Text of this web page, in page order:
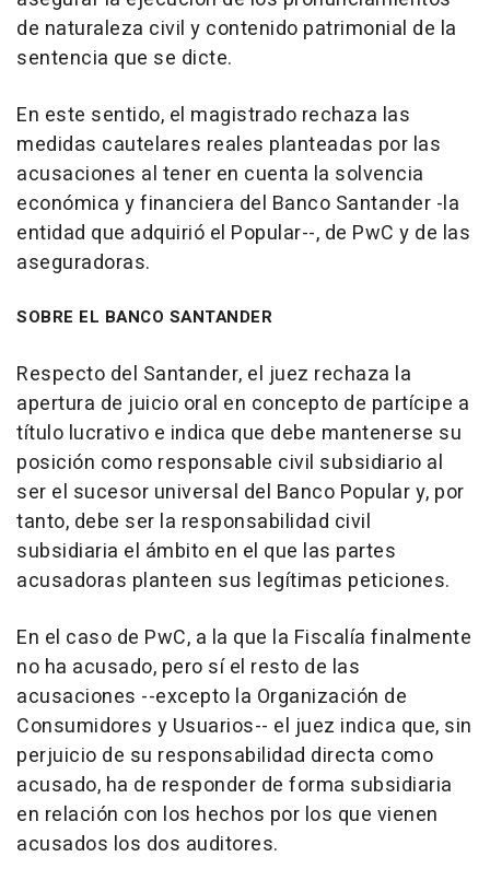
de naturaleza civil y contenido patrimonial de la
sentencia que se dicte.
En este sentido, el magistrado rechaza las
medidas cautelares reales planteadas por las
acusaciones al tener en cuenta la solvencia
económica y financiera del Banco Santander -la
entidad que adquirió el Popular--, de PwC y de las
aseguradoras.
SOBRE EL BANCO SANTANDER
Respecto del Santander, el juez rechaza la
apertura de juicio oral en concepto de partícipe a
título lucrativo e indica que debe mantenerse su
posición como responsable civil subsidiario al
ser el sucesor universal del Banco Popular y, por
tanto, debe ser la responsabilidad civil
subsidiaria el ámbito en el que las partes
acusadoras planteen sus legítimas peticiones.
En el caso de PwC, a la que la Fiscalía finalmente
no ha acusado, pero sí el resto de las
acusaciones --excepto la Organización de
Consumidores y Usuarios-- el juez indica que, sin
perjuicio de su responsabilidad directa como
acusado, ha de responder de forma subsidiaria
en relación con los hechos por los que vienen
acusados los dos auditores.